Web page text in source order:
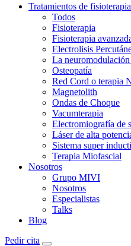
Tratamientos de fisioterapia
Todos
Fisioterapia
Fisioterapia
Electrolisis
La
Osteopatía
Red Cord o terapia
Magnetolith
Ondas de Choque
Vacumterapia
Electromiografía de
Láser de alta
Sistema super
Terapia Miofascial
Nosotros
Grupo MIVI
Nosotros
Especialistas
Talks
Blog
Pedir cita